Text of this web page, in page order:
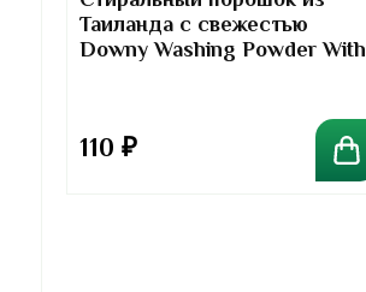
Таиланда с свежестью
Downy Washing Powder With
110 ₽